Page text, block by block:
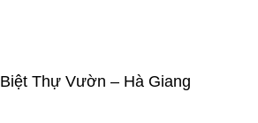
Biệt Thự Vườn – Hà Giang